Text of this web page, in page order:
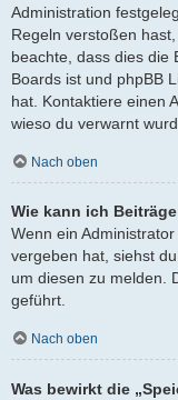
Administration
Regeln verstoßen
beachte, dass dies die
Boards ist und phpBB
hat. Kontaktiere einen
wieso du verwarnt
Nach oben
Wie kann ich
Wenn ein
vergeben hat, siehst
um diesen zu melden.
geführt.
Nach oben
Was bewirkt die